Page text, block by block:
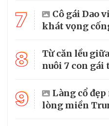
7
Cô gái Dao
khát vọng
8
Từ căn lều
nuôi 7 con gái
9
Làng cổ
lòng miền